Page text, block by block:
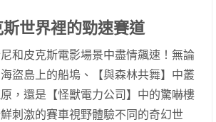
世界裡的勁速賽道
和皮克斯電影場景中盡情飆速！無論
盜島上的船塢、【與森林共舞】中叢
，還是【怪獸電力公司】中的驚嚇樓
刺激的賽車視野體驗不同的奇幻世